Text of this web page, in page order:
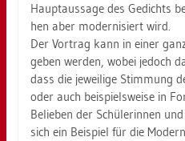
Haupt­aus­sa­ge des Ge­dichts
hen aber mo­der­ni­siert wird.
Der Vor­trag kann in einer
ge­ben wer­den, wobei je­doch
dass die je­wei­li­ge Stim­mung
oder auch bei­spiels­wei­se in
Be­lie­ben der Schü­le­rin­nen
sich ein Bei­spiel für die